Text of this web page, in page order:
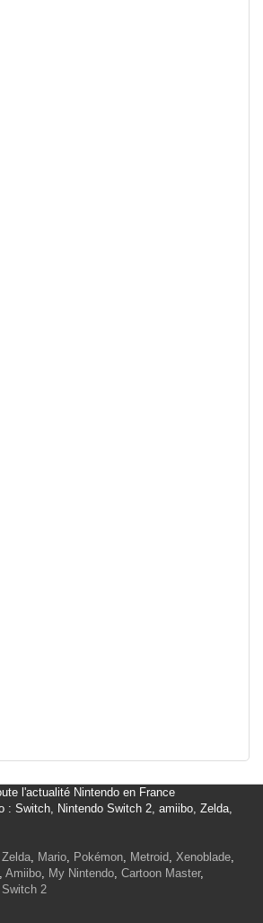
l'actualité Nintendo en France
: Switch, Nintendo Switch 2, amiibo, Zelda,
Zelda, Mario, Pokémon, Metroid, Xenoblade,
, Amiibo, My Nintendo, Cartoon Master,
Switch 2